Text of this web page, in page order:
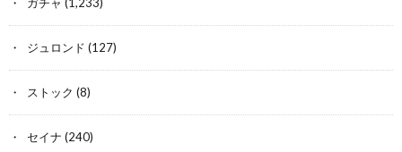
ジュロンド (127)
ストック (8)
セイナ (240)